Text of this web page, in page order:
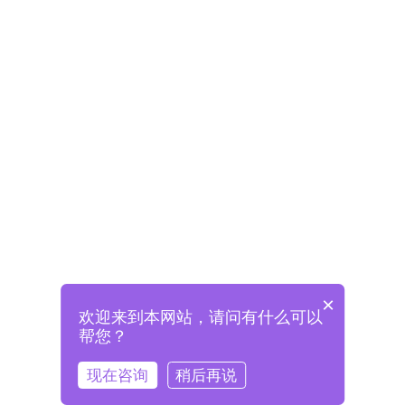
登录即表示已阅读并同意《格兰德官网用户协议》
×
欢迎来到本网站，请问有什么可以
帮您？
现在咨询 稍后再说